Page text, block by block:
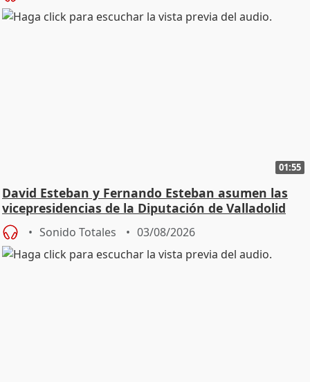
01:55
David Esteban y Fernando Esteban asumen las
vicepresidencias de la Diputación de Valladolid
Sonido Totales 03/08/2026